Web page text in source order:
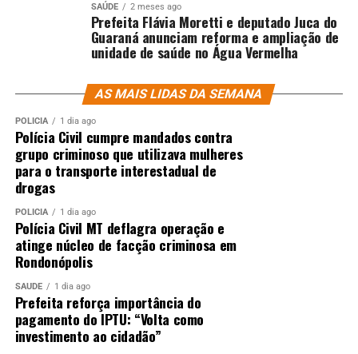
SAÚDE 2 meses ago
Prefeita Flávia Moretti e deputado Juca do
Guaraná anunciam reforma e ampliação de
unidade de saúde no Água Vermelha
AS MAIS LIDAS DA SEMANA
POLÍCIA 1 dia ago
Polícia Civil cumpre mandados contra
grupo criminoso que utilizava mulheres
para o transporte interestadual de
drogas
POLÍCIA 1 dia ago
Polícia Civil MT deflagra operação e
atinge núcleo de facção criminosa em
Rondonópolis
SAÚDE 1 dia ago
Prefeita reforça importância do
pagamento do IPTU: “Volta como
investimento ao cidadão”